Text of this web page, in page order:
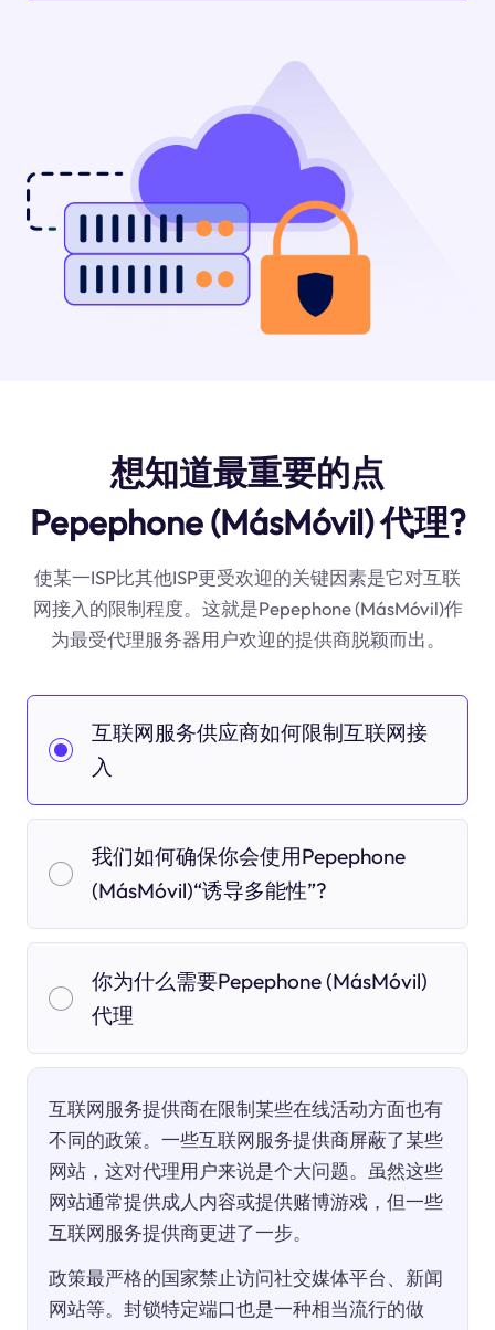
想知道最重要的点
Pepephone (MásMóvil) 代理?
使某一ISP比其他ISP更受欢迎的关键因素是它对互联
网接入的限制程度。这就是Pepephone (MásMóvil)作
为最受代理服务器用户欢迎的提供商脱颖而出。
互联网服务供应商如何限制互联网接
入
我们如何确保你会使用Pepephone
(MásMóvil)“诱导多能性”?
你为什么需要Pepephone (MásMóvil)
代理
互联网服务提供商在限制某些在线活动方面也有
不同的政策。一些互联网服务提供商屏蔽了某些
网站，这对代理用户来说是个大问题。虽然这些
网站通常提供成人内容或提供赌博游戏，但一些
互联网服务提供商更进了一步。
政策最严格的国家禁止访问社交媒体平台、新闻
网站等。封锁特定端口也是一种相当流行的做